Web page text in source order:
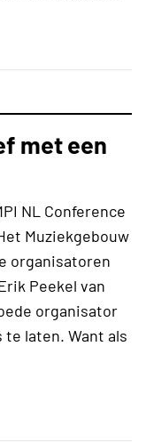
met een
NL Conference
Muziekgebouw
organisatoren
Peekel van
organisator
laten. Want als